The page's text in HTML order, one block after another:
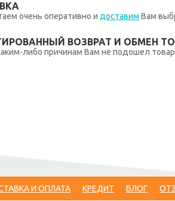
очень оперативно и доставим Вам
ВОЗВРАТ И ОБМЕН
либо причинам Вам не подошел
И ОПЛАТА КРЕДИТ БЛОГ